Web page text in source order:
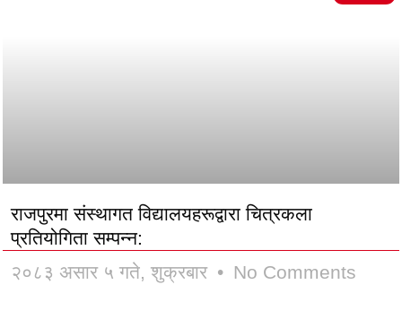
राजपुरमा संस्थागत विद्यालयहरूद्वारा चित्रकला
प्रतियोगिता सम्पन्न:
२०८३ असार ५ गते, शुक्रबार
No Comments